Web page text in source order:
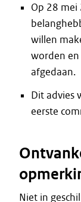
Op 28
willen
worden
afgedaan.
Dit advies
eerste
Niet in